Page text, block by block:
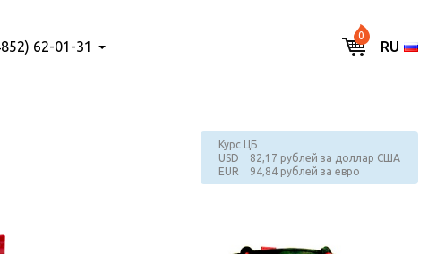
62-01-31
0
RU
Курс ЦБ
USD 82,17 рублей за доллар США
EUR 94,84 рублей за евро